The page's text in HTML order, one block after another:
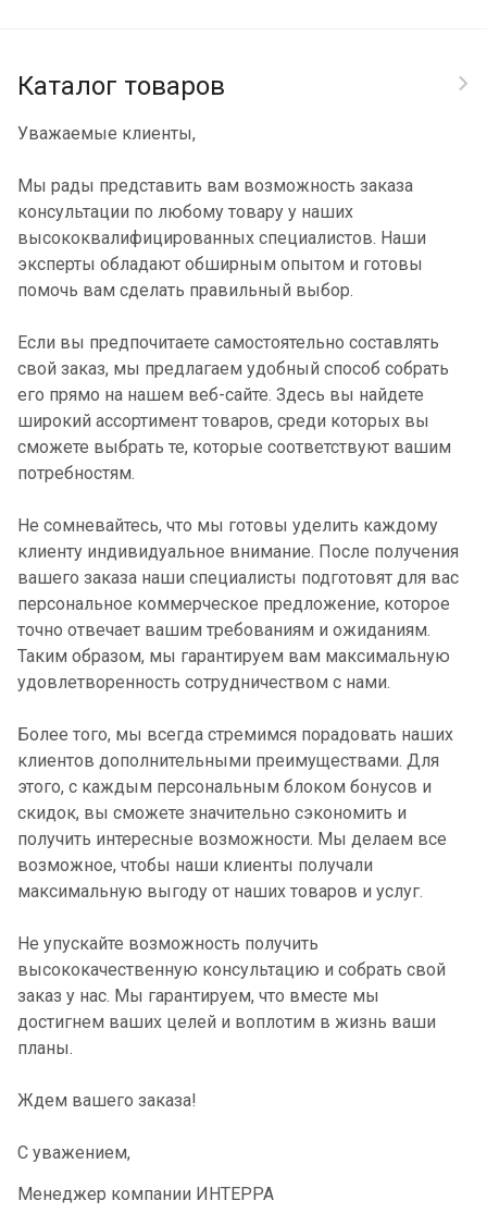
Каталог товаров
Уважаемые клиенты,
Мы рады представить вам возможность заказа
консультации по любому товару у наших
высококвалифицированных специалистов. Наши
эксперты обладают обширным опытом и готовы
помочь вам сделать правильный выбор.
Если вы предпочитаете самостоятельно составлять
свой заказ, мы предлагаем удобный способ собрать
его прямо на нашем веб-сайте. Здесь вы найдете
широкий ассортимент товаров, среди которых вы
сможете выбрать те, которые соответствуют вашим
потребностям.
Не сомневайтесь, что мы готовы уделить каждому
клиенту индивидуальное внимание. После получения
вашего заказа наши специалисты подготовят для вас
персональное коммерческое предложение, которое
точно отвечает вашим требованиям и ожиданиям.
Таким образом, мы гарантируем вам максимальную
удовлетворенность сотрудничеством с нами.
Более того, мы всегда стремимся порадовать наших
клиентов дополнительными преимуществами. Для
этого, с каждым персональным блоком бонусов и
скидок, вы сможете значительно сэкономить и
получить интересные возможности. Мы делаем все
возможное, чтобы наши клиенты получали
максимальную выгоду от наших товаров и услуг.
Не упускайте возможность получить
высококачественную консультацию и собрать свой
заказ у нас. Мы гарантируем, что вместе мы
достигнем ваших целей и воплотим в жизнь ваши
планы.
Ждем вашего заказа!
С уважением,
Менеджер компании ИНТЕРРА